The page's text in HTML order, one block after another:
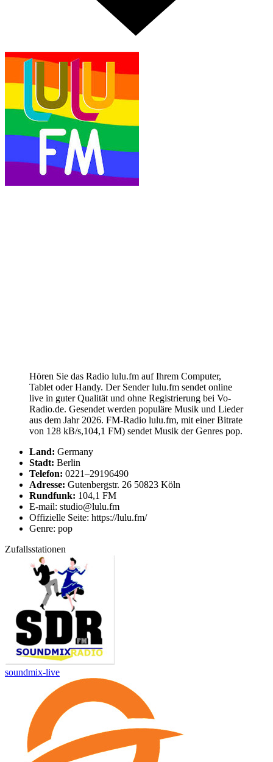
Hören Sie das Radio lulu.fm auf Ihrem Computer,
Tablet oder Handy. Der Sender lulu.fm sendet online
live in guter Qualität und ohne Registrierung bei Vo-
Radio.de. Gesendet werden populäre Musik und Lieder
aus dem Jahr 2026. FM-Radio lulu.fm, mit einer Bitrate
von 128 kB/s,104,1 FM) sendet Musik der Genres pop.
Land: Germany
Stadt: Berlin
Telefon: 0221–29196490
Adresse: Gutenbergstr. 26 50823 Köln
Rundfunk: 104,1 FM
E-mail: studio@lulu.fm
Offizielle Seite: https://lulu.fm/
Genre: pop
Zufallsstationen
soundmix-live